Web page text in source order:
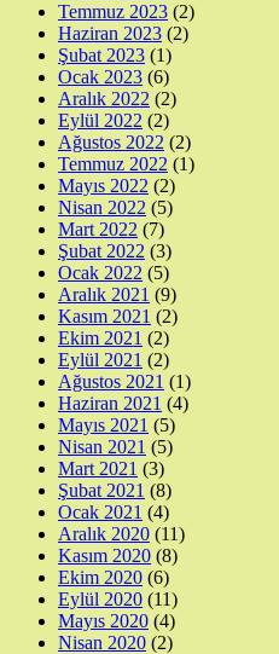
Temmuz 2023 (2)
Haziran 2023 (2)
Şubat 2023 (1)
Ocak 2023 (6)
Aralık 2022 (2)
Eylül 2022 (2)
Ağustos 2022 (2)
Temmuz 2022 (1)
Mayıs 2022 (2)
Nisan 2022 (5)
Mart 2022 (7)
Şubat 2022 (3)
Ocak 2022 (5)
Aralık 2021 (9)
Kasım 2021 (2)
Ekim 2021 (2)
Eylül 2021 (2)
Ağustos 2021 (1)
Haziran 2021 (4)
Mayıs 2021 (5)
Nisan 2021 (5)
Mart 2021 (3)
Şubat 2021 (8)
Ocak 2021 (4)
Aralık 2020 (11)
Kasım 2020 (8)
Ekim 2020 (6)
Eylül 2020 (11)
Mayıs 2020 (4)
Nisan 2020 (2)